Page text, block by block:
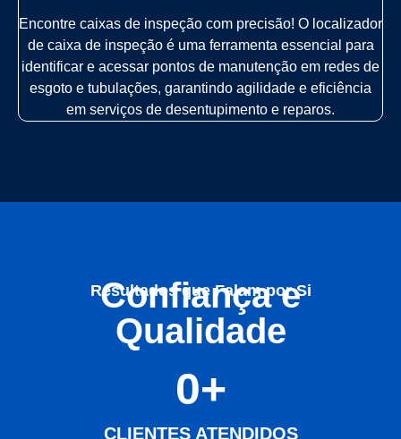
Encontre caixas de inspeção com precisão! O localizador
de caixa de inspeção é uma ferramenta essencial para
identificar e acessar pontos de manutenção em redes de
esgoto e tubulações, garantindo agilidade e eficiência
em serviços de desentupimento e reparos.
Resultados que Falam por Si
Confiança e
Qualidade
CLIENTES ATENDIDOS
0+